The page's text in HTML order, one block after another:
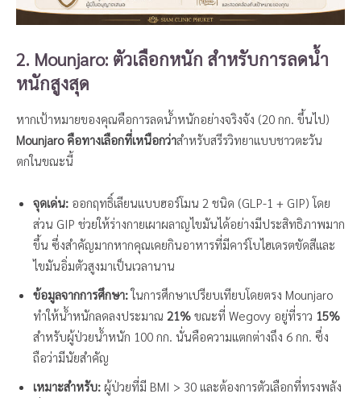
2. Mounjaro: ตัวเลือกหนัก สำหรับการลดน้ำ
หนักสูงสุด
หากเป้าหมายของคุณคือการลดน้ำหนักอย่างจริงจัง (20 กก. ขึ้นไป)
Mounjaro คือทางเลือกที่เหนือกว่าสำหรับสรีรวิทยาแบบชาวตะวัน
ตกในขณะนี้
จุดเด่น: ออกฤทธิ์เลียนแบบฮอร์โมน 2 ชนิด (GLP-1 + GIP) โดย
ส่วน GIP ช่วยให้ร่างกายเผาผลาญไขมันได้อย่างมีประสิทธิภาพมาก
ขึ้น ซึ่งสำคัญมากหากคุณเคยกินอาหารที่มีคาร์โบไฮเดรตขัดสีและ
ไขมันอิ่มตัวสูงมาเป็นเวลานาน
ข้อมูลจากการศึกษา:ในการศึกษาเปรียบเทียบโดยตรง Mounjaro
ทำให้น้ำหนักลดลงประมาณ 21% ขณะที่ Wegovy อยู่ที่ราว 15%
สำหรับผู้ป่วยน้ำหนัก 100 กก. นั่นคือความแตกต่างถึง 6 กก. ซึ่ง
ถือว่ามีนัยสำคัญ
เหมาะสำหรับ: ผู้ป่วยที่มี BMI > 30 และต้องการตัวเลือกที่ทรงพลัง